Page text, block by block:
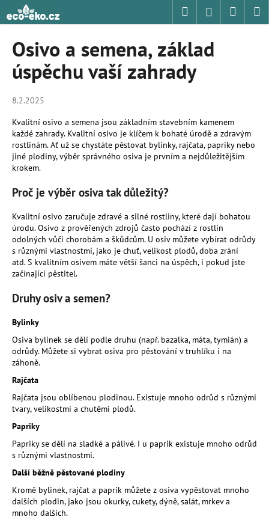
na
obsah
Hledat Přihlášení
Osivo a semena, základ
úspěchu vaší zahrady
8.2.2025
Kvalitní osivo a semena jsou základním stavebním kamenem
každé zahrady. Kvalitní osivo je klíčem k bohaté úrodě a zdravým
rostlinám. Ať už se chystáte pěstovat bylinky, rajčata, papriky nebo
jiné plodiny, výběr správného osiva je prvním a nejdůležitějším
krokem.
Proč je výběr osiva tak důležitý?
Kvalitní osivo zaručuje zdravé a silné rostliny, které dají bohatou
úrodu. Osivo z prověřených zdrojů často pochází z rostlin
odolných vůči chorobám a škůdcům. U osiv můžete vybírat odrůdy
s různými vlastnostmi, jako je chuť, velikost plodů, doba zrání
atd. S kvalitním osivem máte větší šanci na úspěch, i pokud jste
začínající pěstitel.
Druhy osiv a semen?
Bylinky
Osiva bylinek se dělí podle druhu (např. bazalka, máta, tymián) a
odrůdy. Můžete si vybrat osiva pro pěstování v truhlíku i na
záhoně.
Rajčata
Rajčata jsou oblíbenou plodinou. Existuje mnoho odrůd s různými
tvary, velikostmi a chutěmi plodů.
Papriky
Papriky se dělí na sladké a pálivé. I u paprik existuje mnoho odrůd
s různými vlastnostmi.
Další běžně pěstované plodiny
Kromě bylinek, rajčat a paprik můžete z osiva vypěstovat mnoho
dalších plodin, jako jsou okurky, cukety, dýně, salát, mrkev a
mnoho dalších.
o
C
o
p
t
ř
e
b
u
e
t
e
n
j
í
t
?
HLEDAT
D
o
p
o
r